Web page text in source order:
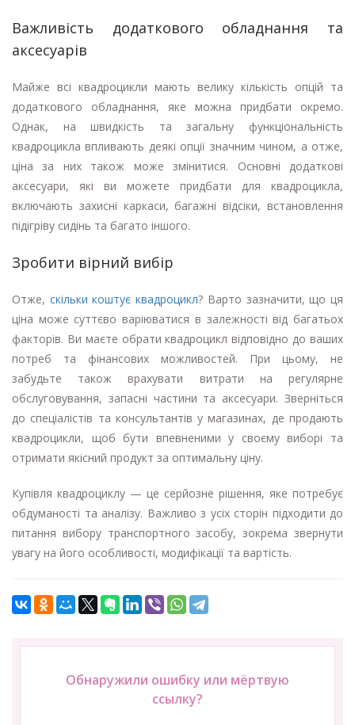
Важливість додаткового обладнання та
аксесуарів
Майже всі квадроцикли мають велику кількість опцій та
додаткового обладнання, яке можна придбати окремо.
Однак, на швидкість та загальну функціональність
квадроцикла впливають деякі опції значним чином, а отже,
ціна за них також може змінитися. Основні додаткові
аксесуари, які ви можете придбати для квадроцикла,
включають захисні каркаси, багажні відсіки, встановлення
підігріву сидінь та багато іншого.
Зробити вірний вибір
Отже, скільки коштує квадроцикл? Варто зазначити, що ця
ціна може суттєво варіюватися в залежності від багатьох
факторів. Ви маєте обрати квадроцикл відповідно до ваших
потреб та фінансових можливостей. При цьому, не
забудьте також врахувати витрати на регулярне
обслуговування, запасні частини та аксесуари. Зверніться
до спеціалістів та консультантів у магазинах, де продають
квадроцикли, щоб бути впевненими у своєму виборі та
отримати якісний продукт за оптимальну ціну.
Купівля квадроциклу — це серйозне рішення, яке потребує
обдуманості та аналізу. Важливо з усіх сторін підходити до
питання вибору транспортного засобу, зокрема звернути
увагу на його особливості, модифікації та вартість.
Обнаружили ошибку или мёртвую
ссылку?